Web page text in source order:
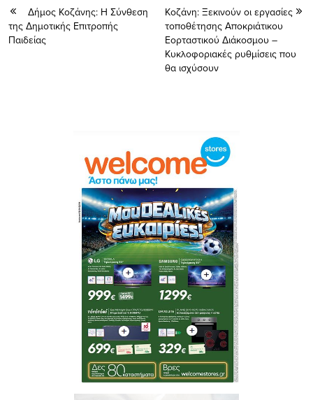
Δήμος Κοζάνης: Η Σύνθεση
της Δημοτικής Επιτροπής
Παιδείας
Κοζάνη: Ξεκινούν οι εργασίες
τοποθέτησης Αποκριάτικου
Εορταστικού Διάκοσμου –
Κυκλοφοριακές ρυθμίσεις που
θα ισχύσουν